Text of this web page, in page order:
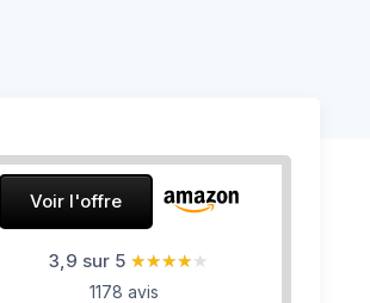
Voir l'offre
3,9 sur 5 ★★★★★
★★★★★
1178 avis